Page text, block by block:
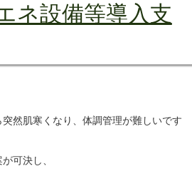
ネ設備等導入支
然肌寒くなり、体調管理が難しいです
可決し、